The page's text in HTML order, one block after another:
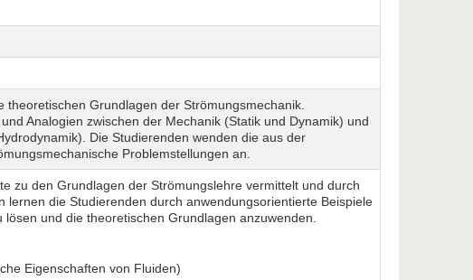
theoretischen Grundlagen der Strömungsmechanik.
Analogien zwischen der Mechanik (Statik und Dynamik) und
Die Studierenden wenden die aus der
Problemstellungen an.
zu den Grundlagen der Strömungslehre vermittelt und durch
lernen die Studierenden durch anwendungsorientierte Beispiele
und die theoretischen Grundlagen anzuwenden.
Eigenschaften von Fluiden)